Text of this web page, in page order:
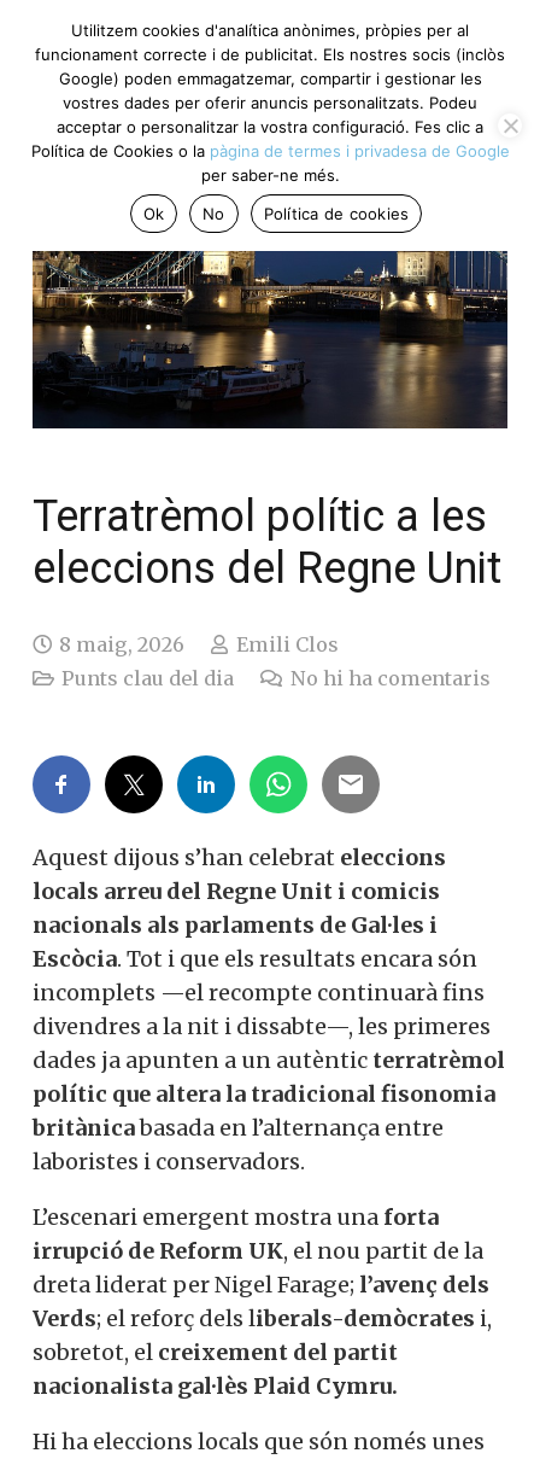
Terratrèmol polític a les
eleccions del Regne Unit
8 maig, 2026
Emili Clos
Punts clau del dia
No hi ha comentaris
Aquest dijous s’han celebrat eleccions
locals arreu del Regne Unit i comicis
nacionals als parlaments de Gal·les i
Escòcia. Tot i que els resultats encara són
incomplets —el recompte continuarà fins
divendres a la nit i dissabte—, les primeres
dades ja apunten a un autèntic terratrèmol
polític que altera la tradicional fisonomia
britànicabasada en l’alternança entre
laboristes i conservadors.
L’escenari emergent mostra una forta
irrupció de Reform UK, el nou partit de la
dreta liderat per Nigel Farage; l’avenç dels
Verds; el reforç dels liberals-demòcrates i,
sobretot, el creixement del partit
nacionalista gal·lès Plaid Cymru.
Hi ha eleccions locals que són només unes
Utilitzem cookies d'analítica anònimes, pròpies per al
funcionament correcte i de publicitat. Els nostres socis (inclòs
Google) poden emmagatzemar, compartir i gestionar les
vostres dades per oferir anuncis personalitzats. Podeu
acceptar o personalitzar la vostra configuració. Fes clic a
Política de Cookies o la pàgina de termes i privadesa de Google
per saber-ne més.
Ok
No Política de cookies